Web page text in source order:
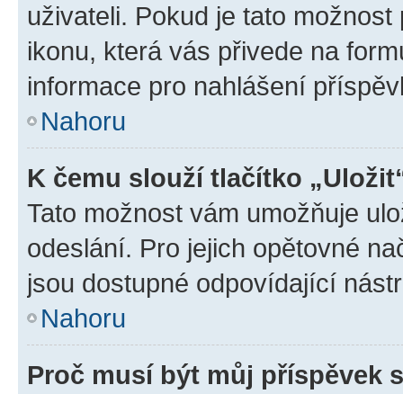
uživateli. Pokud je tato
ikonu, která vás přivede na
informace pro nahlášení
Nahoru
K čemu slouží tlačítko
Tato možnost vám umožňuje
odeslání. Pro jejich opětovné
jsou dostupné odpovídající
Nahoru
Proč musí být můj příspěvek